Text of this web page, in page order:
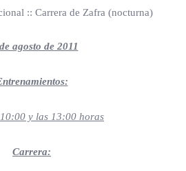
:: Carrera de Zafra (nocturna)
agosto de 2011
y las 13:00 horas
Carrera: